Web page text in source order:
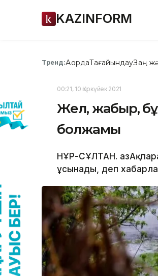
KAZINFORM
Тренд:АқордаТағайындауЗаң
00:21, 10 Қыркүйек 2021
Жел, жаңбыр,
болжамы
НҰР-СҰЛТАН.
ұсынады, деп